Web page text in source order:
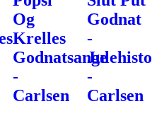
Og
Krelles
Godnatsange
-
Carlsen
Godnat
-
-
Carlsen